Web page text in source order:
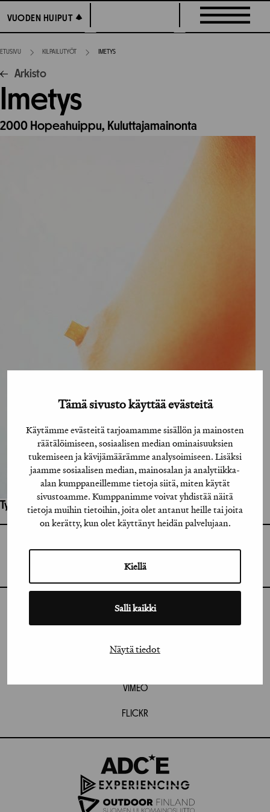
Tämä sivusto käyttää evästeitä
Käytämme evästeitä tarjoamamme sisällön ja mainosten
räätälöimiseen, sosiaalisen median ominaisuuksien
tukemiseen ja kävijämäärämme analysoimiseen. Lisäksi
jaamme sosiaalisen median, mainosalan ja analytiikka-
alan kumppaneillemme tietoja siitä, miten käytät
sivustoamme. Kumppanimme voivat yhdistää näitä
tietoja muihin tietoihin, joita olet antanut heille tai joita
on kerätty, kun olet käyttänyt heidän palvelujaan.
Kiellä
Salli kaikki
Näytä tiedot
suoraan
sisältöön
VUODEN HUIPUT
VUODEN HUIPUT
ETUSIVU KILPAILUTYÖT IMETYS
Arkisto
Imetys
2000 Hopeahuippu, Kuluttajamainonta
Työhön osallistuneet henkilöt / tahot:
GRAFIA(AT)GRAFIA.FI
INSTAGRAM
VIMEO
FLICKR